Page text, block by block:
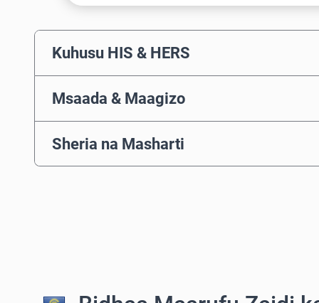
Kuhusu HIS & HERS
Msaada & Maagizo
Sheria na Masharti